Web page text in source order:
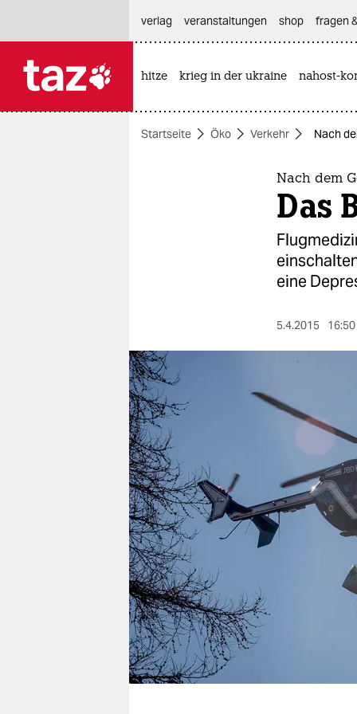
themen
berlin
nord
wahrheit
verlag
verlag
veranstaltungen
shop
fragen & hilfe
unterstützen
abo
genossenschaft
verlag
veranstaltungen shop fragen
hitze krieg in der ukraine nahost-
Startseite Öko Verkehr Nach
Nach dem
Das
eine
5.4.2015